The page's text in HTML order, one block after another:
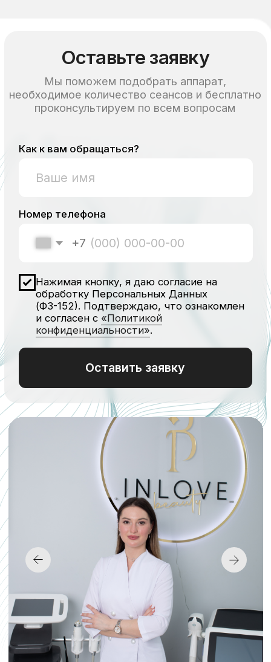
Не знаете, какой
аппарат вам подойдет?
Мы поможем сделать правильный
выбор, подобрать необходимое
Как к вам обращаться?
Номер телефона
Нажимая кнопку, я даю согласие на
обработку Персональных Данных (ФЗ-152).
Подтверждаю, что ознакомлен и согласен
«Политикой конфиденциальности».